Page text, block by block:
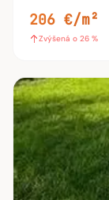
206 €/m²
Zvýšená o 26 %